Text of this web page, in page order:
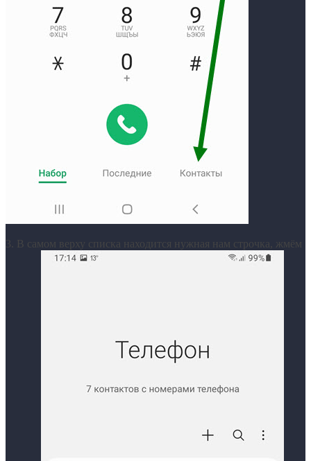
3. В самом верху списка находится нужная нам строчка, жмём